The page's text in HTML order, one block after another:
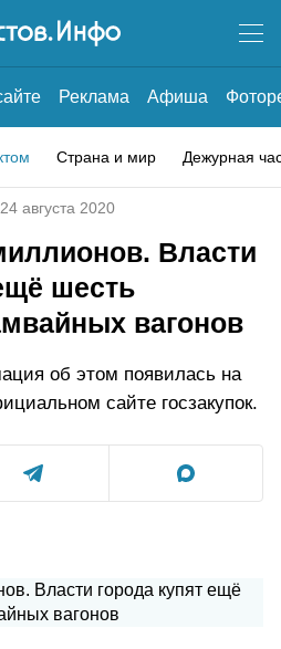
Реклама Афиша
Страна и мир Дежурная
24 августа 2020
Власти
шесть
вагонов
об этом появилась на
сайте госзакупок.